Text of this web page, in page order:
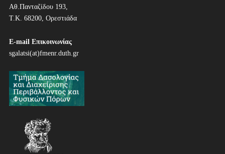
γ
σ
ά
ρ
Αθ.Πανταζίδου 193,
Τ.Κ. 68200, Ορεστιάδα
E-mail Επικοινωνίας
sgalatsi(at)fmenr.duth.gr